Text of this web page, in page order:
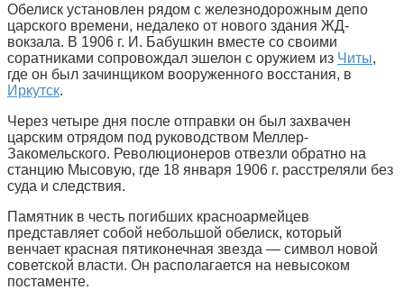
Обелиск установлен рядом с железнодорожным депо
царского времени, недалеко от нового здания ЖД-
вокзала. В 1906 г. И. Бабушкин вместе со своими
соратниками сопровождал эшелон с оружием из Читы,
где он был зачинщиком вооруженного восстания, в
Иркутск.
Через четыре дня после отправки он был захвачен
царским отрядом под руководством Меллер-
Закомельского. Революционеров отвезли обратно на
станцию Мысовую, где 18 января 1906 г. расстреляли без
суда и следствия.
Памятник в честь погибших красноармейцев
представляет собой небольшой обелиск, который
венчает красная пятиконечная звезда — символ новой
советской власти. Он располагается на невысоком
постаменте.